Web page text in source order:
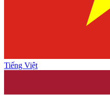
Tiếng Việt